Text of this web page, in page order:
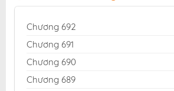
độc giả yêu thích truyện tranh online.
Chương 692
Chương 691
Chương 690
Chương 689